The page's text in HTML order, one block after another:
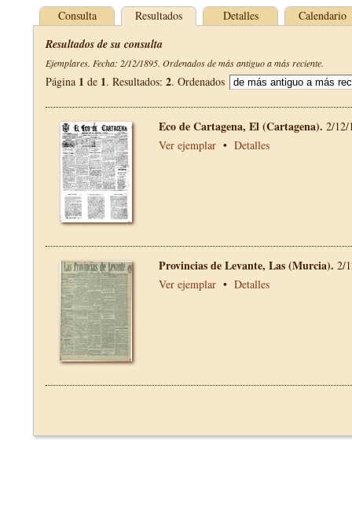
Consulta Resultados Detalles Calendario
Resultados de su consulta
Ejemplares. Fecha: 2/12/1895. Ordenados de más antiguo a más reciente.
Página 1 de 1. Resultados: 2. Ordenados
Eco de Cartagena, El (Cartagena). 2/12/
Ver ejemplar • Detalles
Provincias de Levante, Las (Murcia). 2/
Ver ejemplar • Detalles